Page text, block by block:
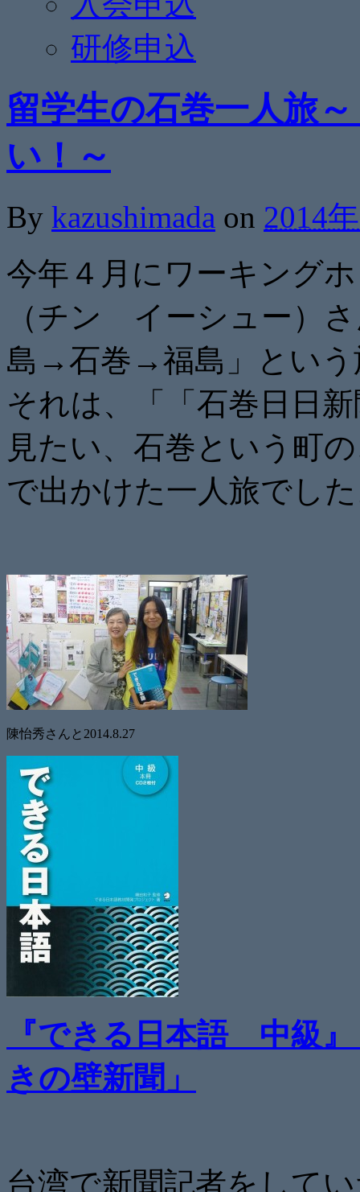
研修申込
留学生の石巻一人旅
い！～
By kazushimada on 2014
今年４月にワーキング
（チン イーシュー）
島→石巻→福島」という
それは、「「石巻日日
見たい、石巻という町
で出かけた一人旅でし
陳怡秀さんと2014.8.27
『できる日本語 中級
きの壁新聞」
台湾で新聞記者をして